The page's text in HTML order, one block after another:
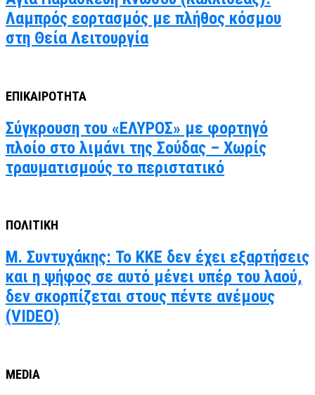
Λαμπρός εορτασμός με πλήθος κόσμου
στη Θεία Λειτουργία
ΕΠΙΚΑΙΡΟΤΗΤΑ
Σύγκρουση του «ΕΛΥΡΟΣ» με φορτηγό
πλοίο στο λιμάνι της Σούδας – Χωρίς
τραυματισμούς το περιστατικό
ΠΟΛΙΤΙΚΗ
Μ. Συντυχάκης: Το ΚΚΕ δεν έχει εξαρτήσεις
και η ψήφος σε αυτό μένει υπέρ του λαού,
δεν σκορπίζεται στους πέντε ανέμους
(VIDEO)
MEDIA